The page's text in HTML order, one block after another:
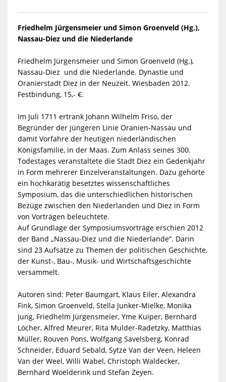
Friedhelm Jürgensmeier und Simon Groenveld (Hg.),
Nassau-Diez und die Niederlande
Friedhelm Jürgensmeier und Simon Groenveld (Hg.),
Nassau-Diez und die Niederlande. Dynastie und
Oranierstadt Diez in der Neuzeit. Wiesbaden 2012.
Festbindung, 15,- €.
Im Juli 1711 ertrank Johann Wilhelm Friso, der
Begründer der jüngeren Linie Oranien-Nassau und
damit Vorfahre der heutigen niederländischen
Königsfamilie, in der Maas. Zum Anlass seines 300.
Todestages veranstaltete die Stadt Diez ein Gedenkjahr
in Form mehrerer Einzelveranstaltungen. Dazu gehörte
ein hochkarätig besetztes wissenschaftliches
Symposium, das die unterschiedlichen historischen
Bezüge zwischen den Niederlanden und Diez in Form
von Vorträgen beleuchtete.
Auf Grundlage der Symposiumsvorträge erschien 2012
der Band „Nassau-Diez und die Niederlande“. Darin
sind 23 Aufsätze zu Themen der politischen Geschichte,
der Kunst-, Bau-, Musik- und Wirtschaftsgeschichte
versammelt.
Autoren sind: Peter Baumgart, Klaus Eiler, Alexandra
Fink, Simon Groenveld, Stella Junker-Mielke, Monika
Jung, Friedhelm Jürgensmeier, Yme Kuiper, Bernhard
Löcher, Alfred Meurer, Rita Mulder-Radetzky, Matthias
Müller, Rouven Pons, Wolfgang Savelsberg, Konrad
Schneider, Eduard Sebald, Sytze Van der Veen, Heleen
Van der Weel, Willi Wabel, Christoph Waldecker,
Bernhard Woelderink und Stefan Zeyen.